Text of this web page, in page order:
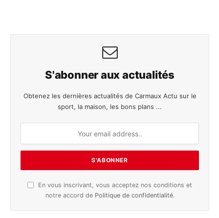
S'abonner aux actualités
Obtenez les dernières actualités de Carmaux Actu sur le
sport, la maison, les bons plans ...
En vous inscrivant, vous acceptez nos conditions et
notre accord de Politique de confidentialité.